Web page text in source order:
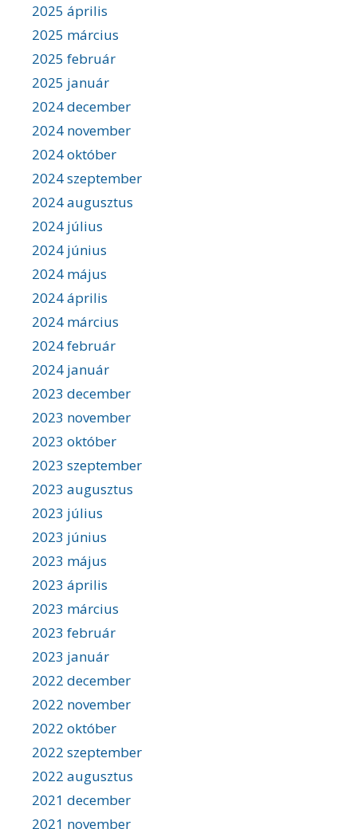
2025 április
2025 március
2025 február
2025 január
2024 december
2024 november
2024 október
2024 szeptember
2024 augusztus
2024 július
2024 június
2024 május
2024 április
2024 március
2024 február
2024 január
2023 december
2023 november
2023 október
2023 szeptember
2023 augusztus
2023 július
2023 június
2023 május
2023 április
2023 március
2023 február
2023 január
2022 december
2022 november
2022 október
2022 szeptember
2022 augusztus
2021 december
2021 november